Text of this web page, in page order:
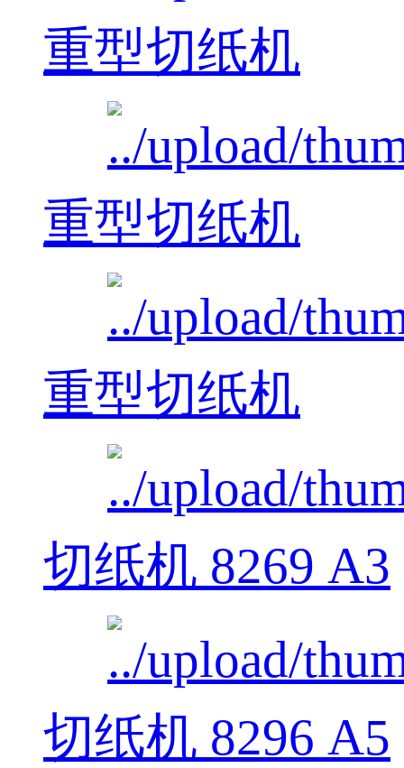
重型切纸机
重型切纸机
重型切纸机
切纸机 8269 A3
切纸机 8296 A5